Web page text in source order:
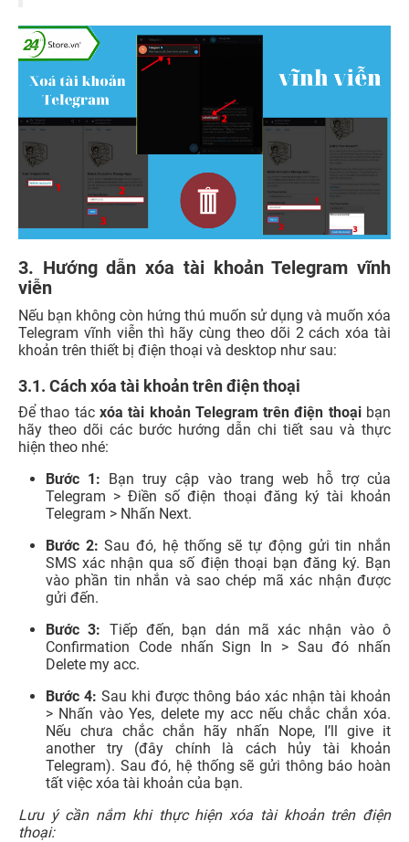
3. Hướng dẫn xóa tài khoản Telegram vĩnh
viễn
Nếu bạn không còn hứng thú muốn sử dụng và muốn xóa
Telegram vĩnh viễn thì hãy cùng theo dõi 2 cách xóa tài
khoản trên thiết bị điện thoại và desktop như sau:
3.1. Cách xóa tài khoản trên điện thoại
Để thao tác xóa tài khoản Telegram trên điện thoại bạn
hãy theo dõi các bước hướng dẫn chi tiết sau và thực
hiện theo nhé:
Bước 1: Bạn truy cập vào trang web hỗ trợ của
Telegram > Điền số điện thoại đăng ký tài khoản
Telegram > Nhấn Next.
Bước 2: Sau đó, hệ thống sẽ tự động gửi tin nhắn
SMS xác nhận qua số điện thoại bạn đăng ký. Bạn
vào phần tin nhắn và sao chép mã xác nhận được
gửi đến.
Bước 3: Tiếp đến, bạn dán mã xác nhận vào ô
Confirmation Code nhấn Sign In > Sau đó nhấn
Delete my acc.
Bước 4: Sau khi được thông báo xác nhận tài khoản
> Nhấn vào Yes, delete my acc nếu chắc chắn xóa.
Nếu chưa chắc chắn hãy nhấn Nope, I’ll give it
another try (đây chính là cách hủy tài khoản
Telegram). Sau đó, hệ thống sẽ gửi thông báo hoàn
tất việc xóa tài khoản của bạn.
Lưu ý cần nắm khi thực hiện xóa tài khoản trên điện
thoại: